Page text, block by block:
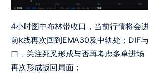
4小时图中布林带收口，当前行情将会
前k线再次回到EMA30及中轨处；DIF
口，关注死叉形成与否再考虑多单进场
再次形成扳回局面；